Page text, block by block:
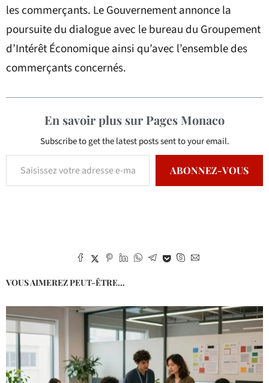
les commerçants. Le Gouvernement annonce la
poursuite du dialogue avec le bureau du Groupement
d’Intérêt Économique ainsi qu’avec l’ensemble des
commerçants concernés.
En savoir plus sur Pages Monaco
Subscribe to get the latest posts sent to your email.
ABONNEZ-VOUS
VOUS AIMEREZ PEUT-ÊTRE...